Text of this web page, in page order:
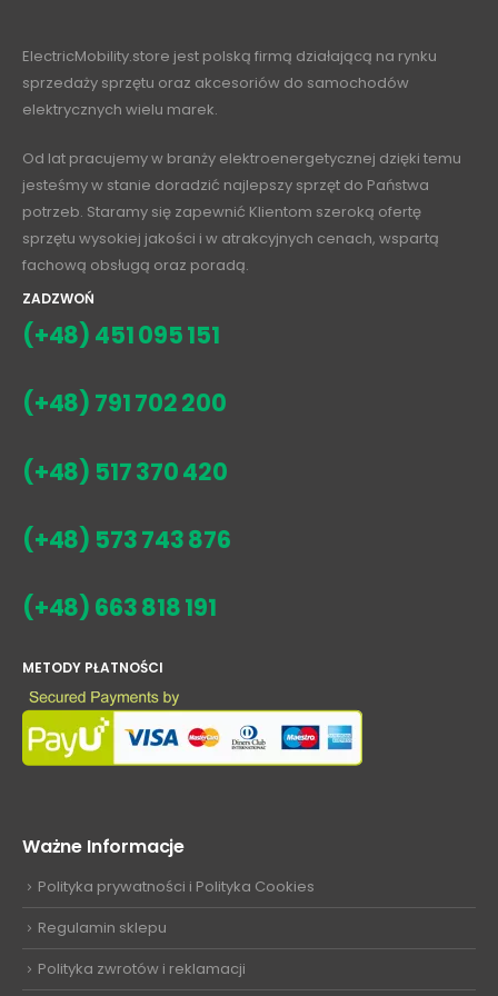
ElectricMobility.store jest polską firmą działającą na rynku
sprzedaży sprzętu oraz akcesoriów do samochodów
elektrycznych wielu marek.
Od lat pracujemy w branży elektroenergetycznej dzięki temu
jesteśmy w stanie doradzić najlepszy sprzęt do Państwa
potrzeb. Staramy się zapewnić Klientom szeroką ofertę
sprzętu wysokiej jakości i w atrakcyjnych cenach, wspartą
fachową obsługą oraz poradą.
ZADZWOŃ
(+48) 451 095 151
(+48) 791 702 200
(+48) 517 370 420
(+48) 573 743 876
(+48) 663 818 191
METODY PŁATNOŚCI
Ważne Informacje
Polityka prywatności i Polityka Cookies
Regulamin sklepu
Polityka zwrotów i reklamacji